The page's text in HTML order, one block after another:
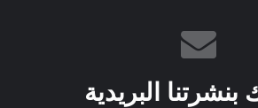
البريدية